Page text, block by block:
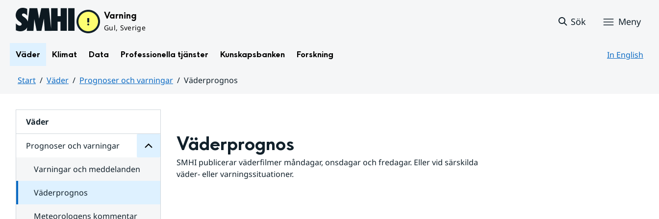
Hoppa till sidans innehåll Varning
Gul, Sverige
Sök Meny
Väder Klimat Data Professionella tjänster Kunskapsbanken Forskning In English
Start Väder Prognoser och varningar
Väderprognos
Väder
Prognoser och varningar
för
varningar
Varningar och meddelanden
Väderprognos
Meteorologens kommentar
Väderprognos
SMHI publicerar väderfilmer måndagar, onsdagar och fredagar. Eller vid särskilda
väder- eller varningssituationer.